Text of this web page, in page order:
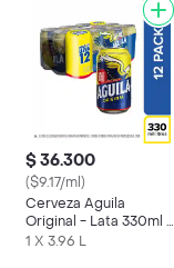
$ 36.300
($9.17/ml)
Cerveza Aguila
Original - Lata 330ml x
12
1 X 3.96 L